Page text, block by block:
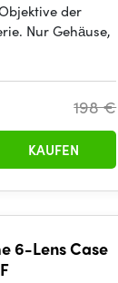
der
Nur Gehäuse,
198 €
KAUFEN
6-Lens Case